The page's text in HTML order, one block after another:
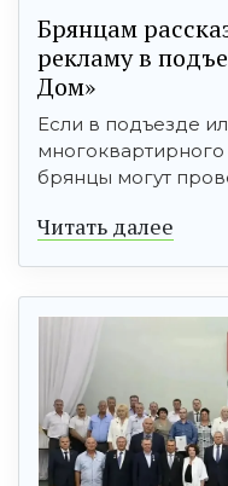
Брянцам
рекламу в
Дом»
Если в подъезде
брянцы могут
Читать далее